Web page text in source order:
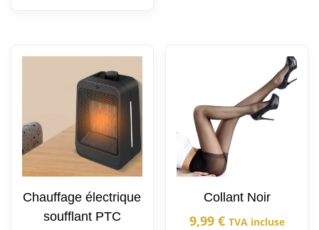
Chauffage électrique
soufflant PTC
Collant Noir
9,99 € TVA incluse